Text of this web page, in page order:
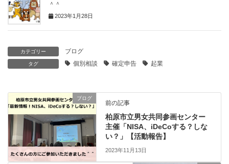
＾＾
2023年1月28日
カテゴリー ブログ
タグ 個別相談 確定申告 起業
ブログ
前の記事
柏原市立男女共同参画センター
主催「NISA、iDeCoする？しな
い？」【活動報告】
2023年11月13日